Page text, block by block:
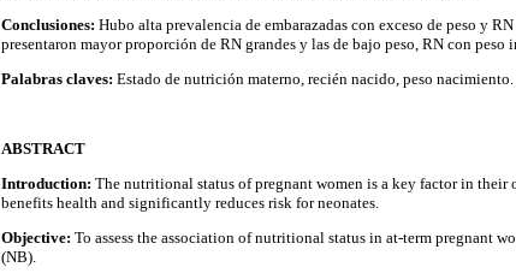
Conclusiones: Hubo alta prevalencia de embarazadas con exceso de peso y
presentaron mayor proporción de RN grandes y las de bajo peso, RN con peso
Palabras claves: Estado de nutrición materno, recién nacido, peso nacimiento.
ABSTRACT
Introduction: The nutritional status of pregnant women is a key factor in
benefits health and significantly reduces risk for neonates.
Objective: To assess the association of nutritional status in at-term pregnant
(NB).